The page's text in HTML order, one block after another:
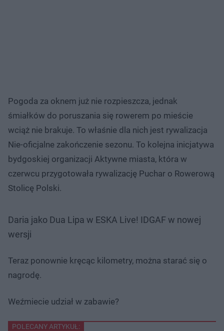
Pogoda za oknem już nie rozpieszcza, jednak
śmiałków do poruszania się rowerem po mieście
wciąż nie brakuje. To właśnie dla nich jest rywalizacja
Nie-oficjalne zakończenie sezonu. To kolejna inicjatywa
bydgoskiej organizacji Aktywne miasta, która w
czerwcu przygotowała rywalizację Puchar o Rowerową
Stolicę Polski.
Daria jako Dua Lipa w ESKA Live! IDGAF w nowej
wersji
Teraz ponownie kręcąc kilometry, można starać się o
nagrodę.
Weźmiecie udział w zabawie?
POLECANY ARTYKUŁ: